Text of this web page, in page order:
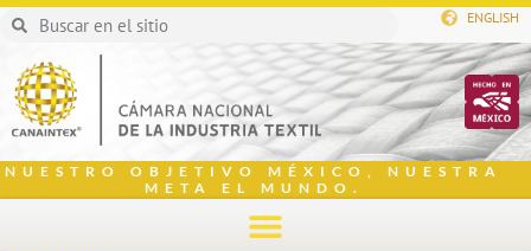
ENGLISH
NUESTRO OBJETIVO MÉXICO, NUESTRA
META EL MUNDO.